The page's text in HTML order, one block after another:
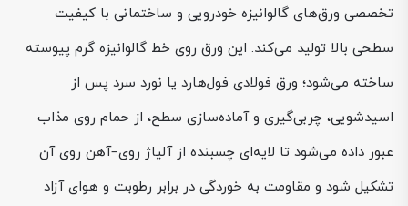
تخصصی ورق‌های گالوانیزه خودرویی و ساختمانی با کیفیت
سطحی بالا تولید می‌کند. این ورق روی خط گالوانیزه گرم پیوسته
ساخته می‌شود؛ ورق فولادی فول‌هارد یا نورد سرد پس از
اسیدشویی، چربی‌گیری و آماده‌سازی سطح، از حمام روی مذاب
عبور داده می‌شود تا لایه‌ای چسبنده از آلیاژ روی–آهن روی آن
تشکیل شود و مقاومت به خوردگی در برابر رطوبت و هوای آزاد